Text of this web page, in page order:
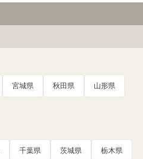
宮城県 秋田県 山形県
千葉県 茨城県 栃木県